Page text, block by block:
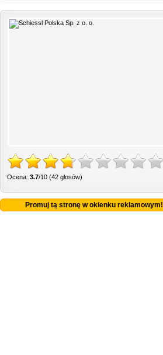
Ocena: 3.7/10 (42 głosów)
Promuj tą stronę w okienku reklamowym!